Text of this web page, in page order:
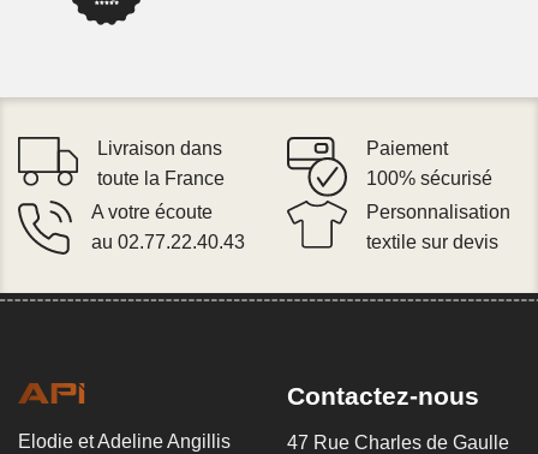
Livraison dans
toute la France
Paiement
100% sécurisé
A votre écoute
au 02.77.22.40.43
Personnalisation
textile sur devis
Elodie et Adeline Angillis
Contactez-nous
47 Rue Charles de Gaulle